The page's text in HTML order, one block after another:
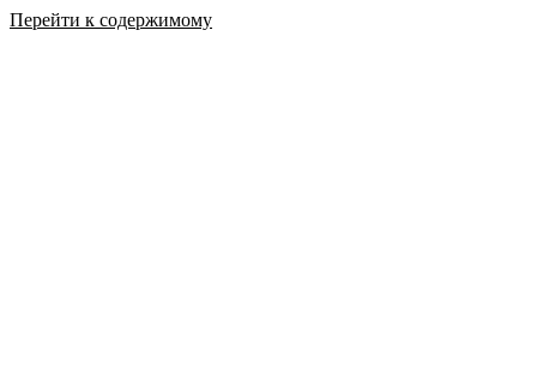
Перейти к содержимому